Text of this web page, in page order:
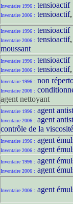
Inventaire 1996 : tensioactif
Inventaire 2006 : tensioactif,
Inventaire 1996 : tensioactif
Inventaire 2006 : tensioactif,
moussant
Inventaire 1996 : tensioactif
Inventaire 2006 : tensioactif,
Inventaire 1996 : non
Inventaire 2006 :
agent nettoyant
Inventaire 1996 : agent
Inventaire 2006 : agent
contrôle de la viscosité
Inventaire 1996 : agent
Inventaire 2006 : agent
Inventaire 1996 : agent
Inventaire 2006 : agent
Inventaire 2006 : agent